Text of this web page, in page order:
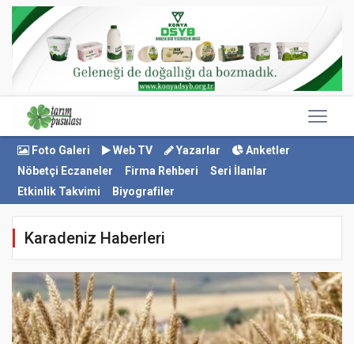
Foto Galeri Web TV Yazarlar
Anketler
Nöbetçi Eczaneler
Firma Rehberi
Seri İlanlar
Etkinlik Takvimi
Biyografiler
Karadeniz Haberleri